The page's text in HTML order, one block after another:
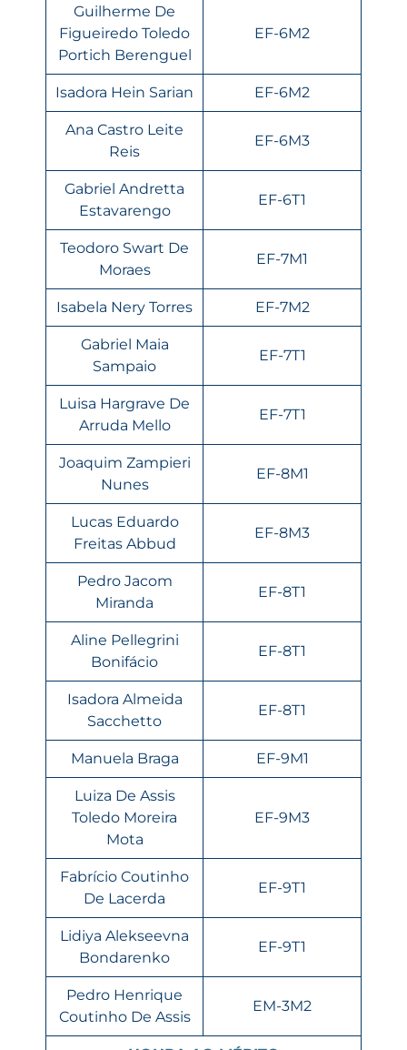
Guilherme De
Figueiredo Toledo
Portich Berenguel
EF-6M2
Isadora Hein Sarian EF-6M2
Ana Castro Leite
Reis
EF-6M3
Gabriel Andretta
Estavarengo
EF-6T1
Teodoro Swart De
Moraes
EF-7M1
Isabela Nery Torres EF-7M2
Gabriel Maia
Sampaio
EF-7T1
Luisa Hargrave De
Arruda Mello
EF-7T1
Joaquim Zampieri
Nunes
EF-8M1
Lucas Eduardo
Freitas Abbud
EF-8M3
Pedro Jacom
Miranda
EF-8T1
Aline Pellegrini
Bonifácio
EF-8T1
Isadora Almeida
Sacchetto
EF-8T1
Manuela Braga EF-9M1
Luiza De Assis
Toledo Moreira
Mota
EF-9M3
Fabrício Coutinho
De Lacerda
EF-9T1
Lidiya Alekseevna
Bondarenko
EF-9T1
Pedro Henrique
Coutinho De Assis
EM-3M2